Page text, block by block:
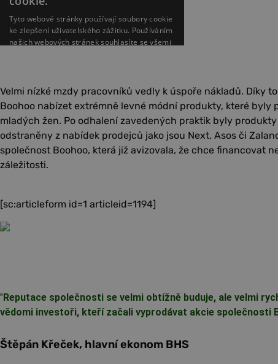
Velmi nízké mzdy pracovníků vedly k úspoře nákladů. Díky
Boohoo nabízet extrémně levné módní produkty, které byly
mladých žen. Po odhalení zavedených praktik byly
odstraněny z nabídek prodejců jako jsou Next, Asos či
společnost Boohoo, která již avizovala, že chce financovat
záležitosti.
[sc:articleform id=1 articleid=1194]
"Reputace společnosti se velmi obtížně buduje, ale velmi
vědomi investoři, kteří začali vyprodávat akcie společnosti
Štěpán Křeček, hlavní ekonom BHS